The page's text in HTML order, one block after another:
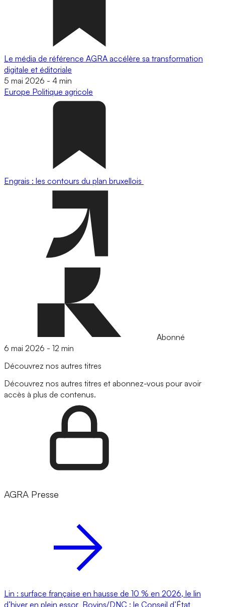
Le média de référence AGRA accélère sa transformation
digitale et éditoriale
5 mai 2026 - 4 min
Europe Politique agricole
Engrais : les contours du plan bruxellois
Abonné
6 mai 2026 - 12 min
Découvrez nos autres titres
Découvrez nos autres titres et abonnez-vous pour avoir
accès à plus de contenus.
AGRA Presse
Lin : surface française en hausse de 10 % en 2026, le lin
d’hiver en plein essor Bovins/DNC : le Conseil d’État